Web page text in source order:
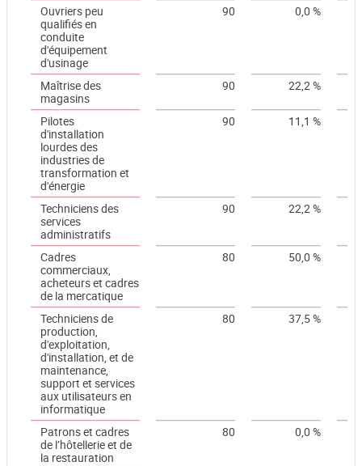
Ouvriers peu
qualifiés en
conduite
d'équipement
d'usinage
90 0,0 %
Maîtrise des
magasins
90 22,2 %
Pilotes
d'installation
lourdes des
industries de
transformation et
d'énergie
90 11,1 %
Techniciens des
services
administratifs
90 22,2 %
Cadres
commerciaux,
acheteurs et cadres
de la mercatique
80 50,0 %
Techniciens de
production,
d'exploitation,
d'installation, et de
maintenance,
support et services
aux utilisateurs en
informatique
80 37,5 %
Patrons et cadres
de l’hôtellerie et de
la restauration
80 0,0 %